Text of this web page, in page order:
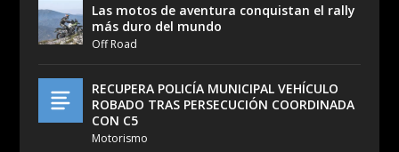
Las motos de aventura conquistan el rally
más duro del mundo
Off Road
RECUPERA POLICÍA MUNICIPAL VEHÍCULO
ROBADO TRAS PERSECUCIÓN COORDINADA
CON C5
Motorismo